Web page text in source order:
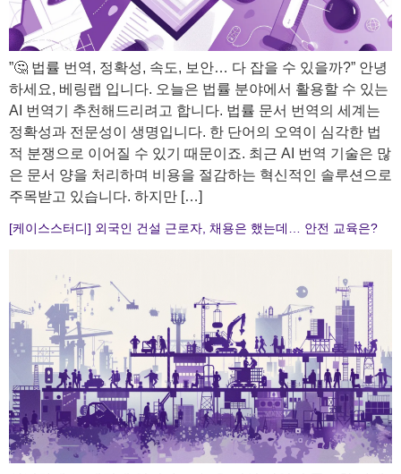
​”🤔 법률 번역, 정확성, 속도, 보안… 다 잡을 수 있을까?” 안녕
하세요, 베링랩 입니다. 오늘은 법률 분야에서 활용할 수 있는
AI 번역기 추천해드리려고 합니다. 법률 문서 번역의 세계는
정확성과 전문성이 생명입니다. 한 단어의 오역이 심각한 법
적 분쟁으로 이어질 수 있기 때문이죠. 최근 AI 번역 기술은 많
은 문서 양을 처리하며 비용을 절감하는 혁신적인 솔루션으로
주목받고 있습니다. 하지만 […]
[케이스스터디] 외국인 건설 근로자, 채용은 했는데… 안전 교육은?